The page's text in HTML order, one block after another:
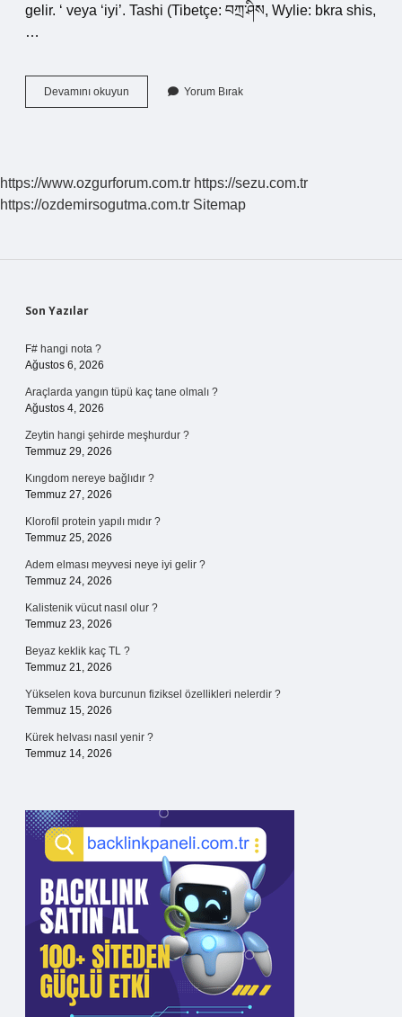
gelir. ‘ veya ‘iyi’. Tashi (Tibetçe: བཀྲ་ཤིས, Wylie: bkra shis,
…
Devamını okuyun
Ne
Yorum Bırak
https://www.ozgurforum.com.tr https://sezu.com.tr
https://ozdemirsogutma.com.tr Sitemap
Sidebar
Son Yazılar
F# hangi nota ?
Ağustos 6, 2026
Araçlarda yangın tüpü kaç tane olmalı ?
Ağustos 4, 2026
Zeytin hangi şehirde meşhurdur ?
Temmuz 29, 2026
Kıngdom nereye bağlıdır ?
Temmuz 27, 2026
Klorofil protein yapılı mıdır ?
Temmuz 25, 2026
Adem elması meyvesi neye iyi gelir ?
Temmuz 24, 2026
Kalistenik vücut nasıl olur ?
Temmuz 23, 2026
Beyaz keklik kaç TL ?
Temmuz 21, 2026
Yükselen kova burcunun fiziksel özellikleri nelerdir ?
Temmuz 15, 2026
Kürek helvası nasıl yenir ?
Temmuz 14, 2026